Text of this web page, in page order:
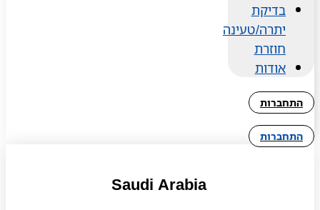
בדיקת
יתרה/טעינה
חוזרת
אודות
התחברות
התחברות
Saudi Arabia